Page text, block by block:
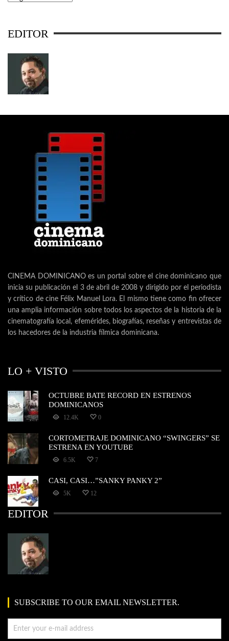
EDITOR
CINEMA DOMINICANO es un portal sobre el cine dominicano que
inicia su publicación el 3 de abril de 2008 y dirigido por el periodista
y crítico de cine Félix Manuel Lora. El mismo tiene como fin ofrecer
una amplia información sobre todos los aspectos de la historia de la
cinematografía local, efemérides, biografías, reseñas y entrevistas de
los hacedores de la industria fílmica dominicana.
LO + VISTO
OCTUBRE BATE RECORD EN ESTRENOS
DOMINICANOS
12.4K 0
CORTOMETRAJE DOMINICANO “SWINGERS” SE
ESTRENA EN YOUTUBE
6.5K 7
CASI, CASI…”SANKY PANKY 2”
5K 12
EDITOR
SUBSCRIBE TO OUR EMAIL NEWSLETTER.